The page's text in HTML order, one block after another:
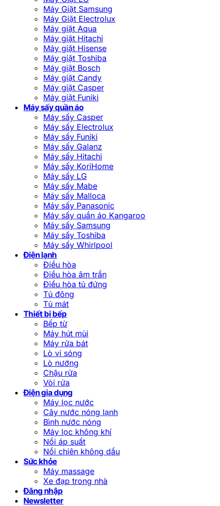
Máy Giặt Samsung
Máy Giặt Electrolux
Máy giặt Aqua
Máy giặt Hitachi
Máy giặt Hisense
Máy giặt Toshiba
Máy giặt Bosch
Máy giặt Candy
Máy giặt Casper
Máy giặt Funiki
Máy sấy quần áo
Máy sấy Casper
Máy sấy Electrolux
Máy sấy Funiki
Máy sấy Galanz
Máy sấy Hitachi
Máy sấy KoriHome
Máy sấy LG
Máy sấy Mabe
Máy sấy Malloca
Máy sấy Panasonic
Máy sấy quần áo Kangaroo
Máy sấy Samsung
Máy sấy Toshiba
Máy sấy Whirlpool
Điện lạnh
Điều hòa
Điều hòa âm trần
Điều hòa tủ đứng
Tủ đông
Tủ mát
Thiết bị bếp
Bếp từ
Máy hút mùi
Máy rửa bát
Lò vi sóng
Lò nướng
Chậu rửa
Vòi rửa
Điện gia dụng
Máy lọc nước
Cây nước nóng lạnh
Bình nước nóng
Máy lọc không khí
Nồi áp suất
Nồi chiên không dầu
Sức khỏe
Máy massage
Xe đạp trong nhà
Đăng nhập
Newsletter